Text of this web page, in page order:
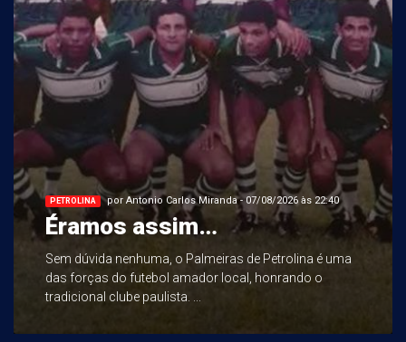
PETROLINA por Antonio Carlos Miranda - 07/08/2026 às 22:40
Éramos assim…
Sem dúvida nenhuma, o Palmeiras de Petrolina é uma
das forças do futebol amador local, honrando o
tradicional clube paulista. ...